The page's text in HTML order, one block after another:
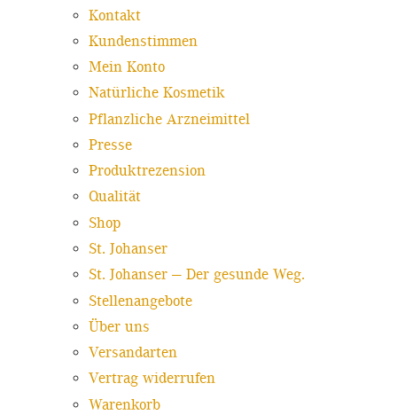
Kontakt
Kundenstimmen
Mein Konto
Natürliche Kosmetik
Pflanzliche Arzneimittel
Presse
Produktrezension
Qualität
Shop
St. Johanser
St. Johanser — Der gesunde Weg.
Stellenangebote
Über uns
Versandarten
Vertrag widerrufen
Warenkorb